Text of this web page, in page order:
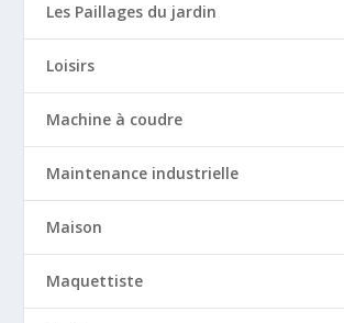
Les Paillages du jardin
Loisirs
Machine à coudre
Maintenance industrielle
Maison
Maquettiste